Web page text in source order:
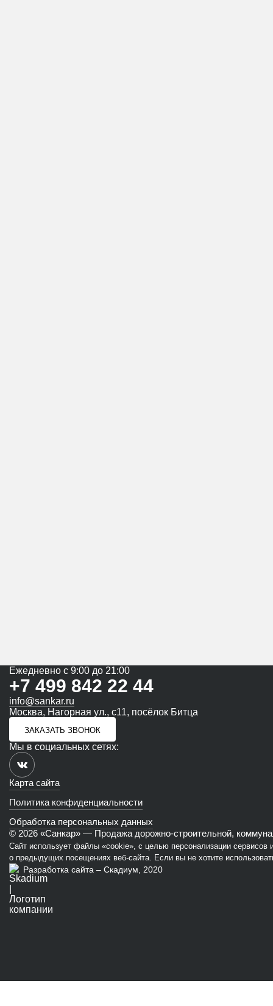
Ежедневно с 9:00 до 21:00
+7 499 842 22 44
info@sankar.ru
Москва, Нагорная ул., с11, посёлок Битца
ЗАКАЗАТЬ ЗВОНОК
Мы в социальных сетях:
Карта сайта
Политика конфиденциальности
Обработка персональных данных
© 2026 «Санкар» — Продажа дорожно-строительной,
Сайт использует файлы «cookie», с целью персонализации
о предыдущих посещениях веб-сайта. Если вы не хотите
Разработка сайта – Скадиум, 2020